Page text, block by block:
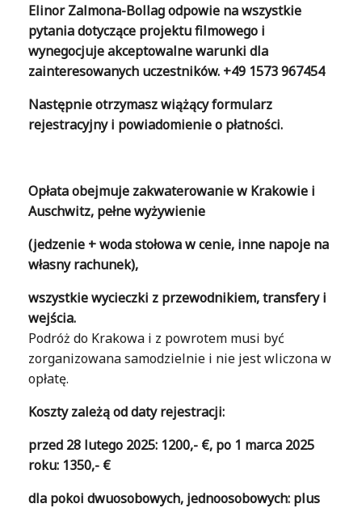
Elinor Zalmona-Bollag odpowie na wszystkie
pytania dotyczące projektu filmowego i
wynegocjuje akceptowalne warunki dla
zainteresowanych uczestników. +49 1573 967454
Następnie otrzymasz wiążący formularz
rejestracyjny i powiadomienie o płatności.
Opłata obejmuje zakwaterowanie w Krakowie i
Auschwitz, pełne wyżywienie
(jedzenie + woda stołowa w cenie, inne napoje na
własny rachunek),
wszystkie wycieczki z przewodnikiem, transfery i
wejścia.
Podróż do Krakowa i z powrotem musi być
zorganizowana samodzielnie i nie jest wliczona w
opłatę.
Koszty zależą od daty rejestracji:
przed 28 lutego 2025: 1200,- €, po 1 marca 2025
roku: 1350,- €
dla pokoi dwuosobowych, jednoosobowych: plus